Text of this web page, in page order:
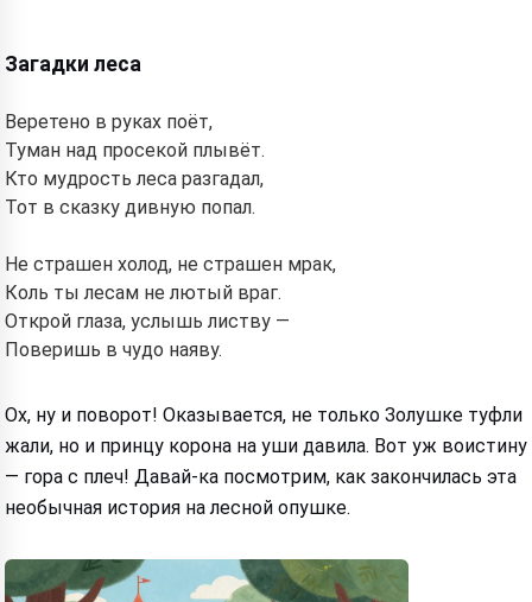
Загадки леса
Веретено в руках поёт,
Туман над просекой плывёт.
Кто мудрость леса разгадал,
Тот в сказку дивную попал.
Не страшен холод, не страшен мрак,
Коль ты лесам не лютый враг.
Открой глаза, услышь листву —
Поверишь в чудо наяву.
Ох, ну и поворот! Оказывается, не только Золушке туфли
жали, но и принцу корона на уши давила. Вот уж воистину
— гора с плеч! Давай-ка посмотрим, как закончилась эта
необычная история на лесной опушке.